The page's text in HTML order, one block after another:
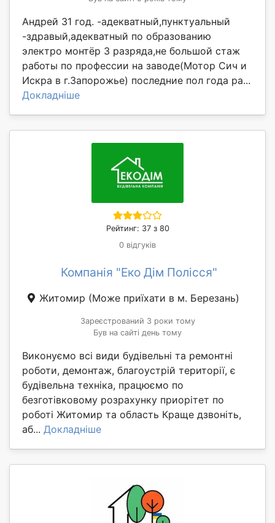
Андрей 31 год. -адекватный,пунктуальный
-здравый,адекватный по образованию
электро монтёр 3 разряда,не большой стаж
работы по профессии на заводе(Мотор Сич и
Искра в г.Запорожье) последние пол года ра...
Докладніше
Рейтинг: 37 з 80
0 відгуків
Компанія "Еко Дім Полісся"
Житомир (Може приїхати в м. Березань)
Зареєстрований 3 роки тому
Був на сайті день тому
Виконуємо всі види будівельні та ремонтні
роботи, демонтаж, благоустрій території, є
будівельна техніка, працюємо по
безготівковому розрахунку приорітет по
роботі Житомир та область Краще дзвоніть,
аб... Докладніше